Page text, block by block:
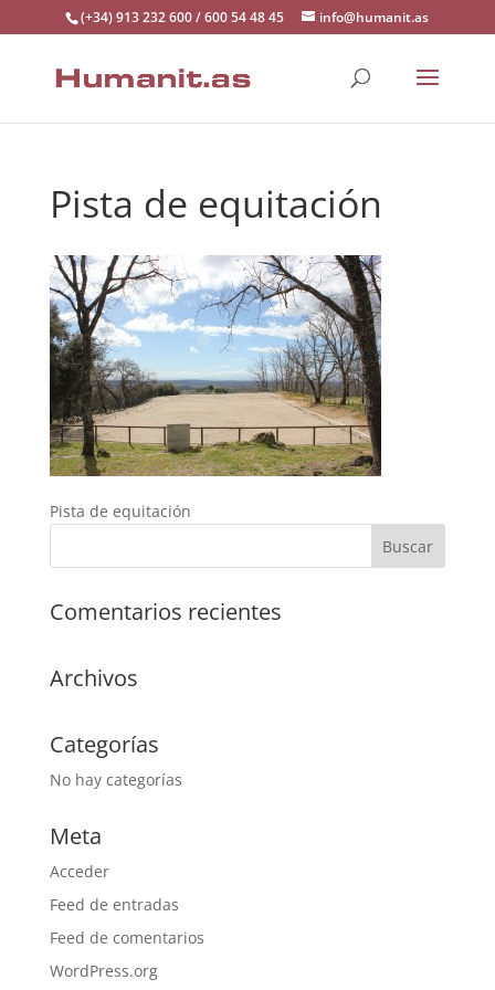
(+34) 913 232 600 / 600 54 48 45 info@humanit.as
Pista de equitación
Pista de equitación
Comentarios recientes
Archivos
Categorías
No hay categorías
Meta
Acceder
Feed de entradas
Feed de comentarios
WordPress.org